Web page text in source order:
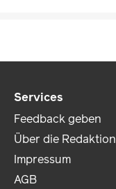
Services
Feedback geben
Über die Redaktion
Impressum
AGB